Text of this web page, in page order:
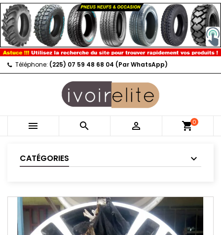
Téléphone: (225) 07 59 48 68 04 (Par WhatsApp)
   shopping_cart0
CATÉGORIES